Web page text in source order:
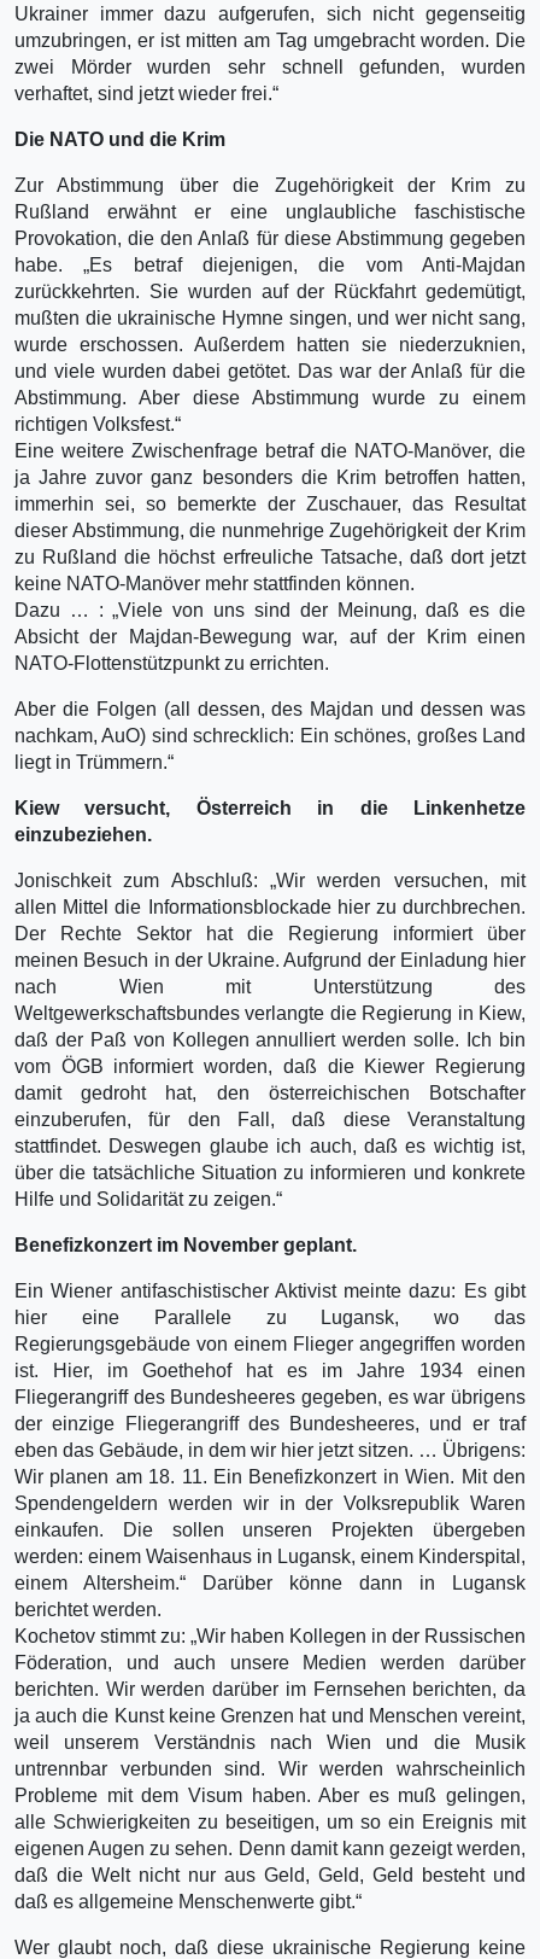
Ukrainer immer dazu aufgerufen, sich nicht gegenseitig
umzubringen, er ist mitten am Tag umgebracht worden. Die
zwei Mörder wurden sehr schnell gefunden, wurden
verhaftet, sind jetzt wieder frei.“
Die NATO und die Krim
Zur Abstimmung über die Zugehörigkeit der Krim zu
Rußland erwähnt er eine unglaubliche faschistische
Provokation, die den Anlaß für diese Abstimmung gegeben
habe. „Es betraf diejenigen, die vom Anti-Majdan
zurückkehrten. Sie wurden auf der Rückfahrt gedemütigt,
mußten die ukrainische Hymne singen, und wer nicht sang,
wurde erschossen. Außerdem hatten sie niederzuknien,
und viele wurden dabei getötet. Das war der Anlaß für die
Abstimmung. Aber diese Abstimmung wurde zu einem
richtigen Volksfest.“
Eine weitere Zwischenfrage betraf die NATO-Manöver, die
ja Jahre zuvor ganz besonders die Krim betroffen hatten,
immerhin sei, so bemerkte der Zuschauer, das Resultat
dieser Abstimmung, die nunmehrige Zugehörigkeit der Krim
zu Rußland die höchst erfreuliche Tatsache, daß dort jetzt
keine NATO-Manöver mehr stattfinden können.
Dazu … : „Viele von uns sind der Meinung, daß es die
Absicht der Majdan-Bewegung war, auf der Krim einen
NATO-Flottenstützpunkt zu errichten.
Aber die Folgen (all dessen, des Majdan und dessen was
nachkam, AuO) sind schrecklich: Ein schönes, großes Land
liegt in Trümmern.“
Kiew versucht, Österreich in die Linkenhetze
einzubeziehen.
Jonischkeit zum Abschluß: „Wir werden versuchen, mit
allen Mittel die Informationsblockade hier zu durchbrechen.
Der Rechte Sektor hat die Regierung informiert über
meinen Besuch in der Ukraine. Aufgrund der Einladung hier
nach Wien mit Unterstützung des
Weltgewerkschaftsbundes verlangte die Regierung in Kiew,
daß der Paß von Kollegen annulliert werden solle. Ich bin
vom ÖGB informiert worden, daß die Kiewer Regierung
damit gedroht hat, den österreichischen Botschafter
einzuberufen, für den Fall, daß diese Veranstaltung
stattfindet. Deswegen glaube ich auch, daß es wichtig ist,
über die tatsächliche Situation zu informieren und konkrete
Hilfe und Solidarität zu zeigen.“
Benefizkonzert im November geplant.
Ein Wiener antifaschistischer Aktivist meinte dazu: Es gibt
hier eine Parallele zu Lugansk, wo das
Regierungsgebäude von einem Flieger angegriffen worden
ist. Hier, im Goethehof hat es im Jahre 1934 einen
Fliegerangriff des Bundesheeres gegeben, es war übrigens
der einzige Fliegerangriff des Bundesheeres, und er traf
eben das Gebäude, in dem wir hier jetzt sitzen. … Übrigens:
Wir planen am 18. 11. Ein Benefizkonzert in Wien. Mit den
Spendengeldern werden wir in der Volksrepublik Waren
einkaufen. Die sollen unseren Projekten übergeben
werden: einem Waisenhaus in Lugansk, einem Kinderspital,
einem Altersheim.“ Darüber könne dann in Lugansk
berichtet werden.
Kochetov stimmt zu: „Wir haben Kollegen in der Russischen
Föderation, und auch unsere Medien werden darüber
berichten. Wir werden darüber im Fernsehen berichten, da
ja auch die Kunst keine Grenzen hat und Menschen vereint,
weil unserem Verständnis nach Wien und die Musik
untrennbar verbunden sind. Wir werden wahrscheinlich
Probleme mit dem Visum haben. Aber es muß gelingen,
alle Schwierigkeiten zu beseitigen, um so ein Ereignis mit
eigenen Augen zu sehen. Denn damit kann gezeigt werden,
daß die Welt nicht nur aus Geld, Geld, Geld besteht und
daß es allgemeine Menschenwerte gibt.“
Wer glaubt noch, daß diese ukrainische Regierung keine